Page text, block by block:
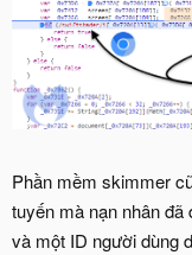
Phần mềm skimmer
tuyến mà nạn nhân
và một ID người dùng